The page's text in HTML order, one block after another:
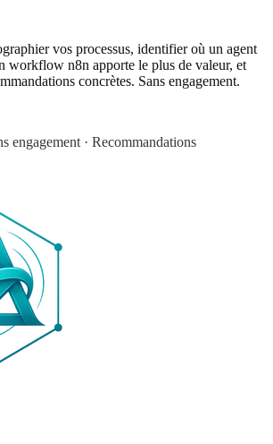
vos processus, identifier où un agent
workflow n8n apporte le plus de valeur, et
concrètes. Sans engagement.
engagement · Recommandations